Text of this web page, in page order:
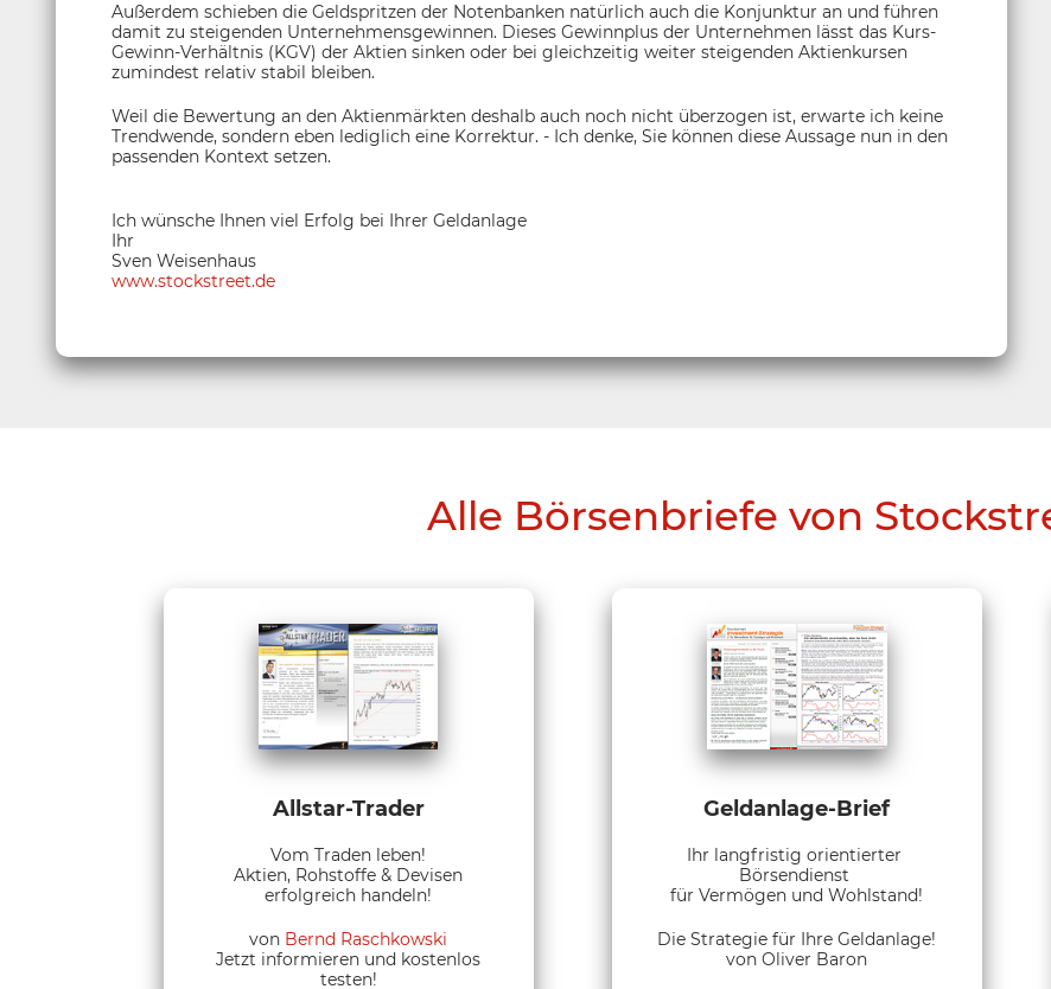
Außerdem schieben die Geldspritzen der Notenbanken natürlich auch die Konjunktur an und führen
damit zu steigenden Unternehmensgewinnen. Dieses Gewinnplus der Unternehmen lässt das Kurs-
Gewinn-Verhältnis (KGV) der Aktien sinken oder bei gleichzeitig weiter steigenden Aktienkursen
zumindest relativ stabil bleiben.
Weil die Bewertung an den Aktienmärkten deshalb auch noch nicht überzogen ist, erwarte ich keine
Trendwende, sondern eben lediglich eine Korrektur. - Ich denke, Sie können diese Aussage nun in den
passenden Kontext setzen.
Ich wünsche Ihnen viel Erfolg bei Ihrer Geldanlage
Ihr
Sven Weisenhaus
www.stockstreet.de
Alle Börsenbriefe von
Allstar-Trader
Vom Traden leben!
Aktien, Rohstoffe & Devisen
erfolgreich handeln!
von Bernd Raschkowski
Jetzt informieren und kostenlos
testen!
Geldanlage-Brief
Ihr langfristig orientierter
Börsendienst
für Vermögen und Wohlstand!
Die Strategie für Ihre Geldanlage!
von Oliver Baron